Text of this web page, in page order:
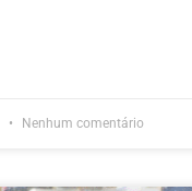
Nenhum comentário